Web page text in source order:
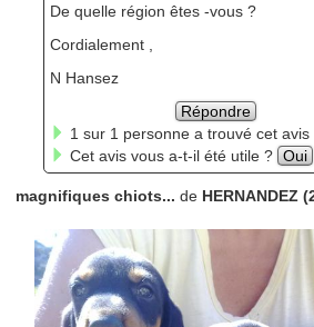
De quelle région êtes -vous ?
Cordialement ,
N Hansez
Répondre
1 sur 1 personne a trouvé cet avis
Cet avis vous a-t-il été utile ? Oui
magnifiques chiots... de HERNANDEZ